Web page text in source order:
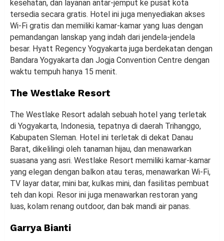
kesehatan, dan layanan antar-jemput ke pusat kota
tersedia secara gratis. Hotel ini juga menyediakan akses
Wi-Fi gratis dan memiliki kamar-kamar yang luas dengan
pemandangan lanskap yang indah dari jendela-jendela
besar. Hyatt Regency Yogyakarta juga berdekatan dengan
Bandara Yogyakarta dan Jogja Convention Centre dengan
waktu tempuh hanya 15 menit.
The Westlake Resort
The Westlake Resort adalah sebuah hotel yang terletak
di Yogyakarta, Indonesia, tepatnya di daerah Trihanggo,
Kabupaten Sleman. Hotel ini terletak di dekat Danau
Barat, dikelilingi oleh tanaman hijau, dan menawarkan
suasana yang asri. Westlake Resort memiliki kamar-kamar
yang elegan dengan balkon atau teras, menawarkan Wi-Fi,
TV layar datar, mini bar, kulkas mini, dan fasilitas pembuat
teh dan kopi. Resor ini juga menawarkan restoran yang
luas, kolam renang outdoor, dan bak mandi air panas.
Garrya Bianti